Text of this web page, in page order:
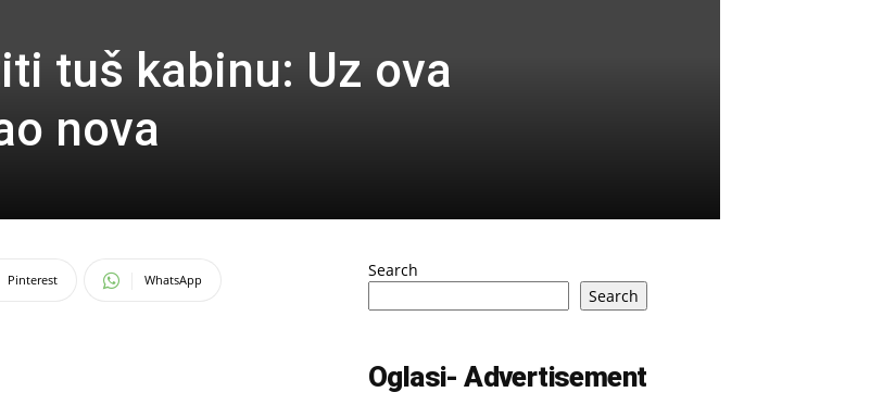
tuš kabinu: Uz ova
nova
Pinterest WhatsApp
Search
Search
Oglasi- Advertisement